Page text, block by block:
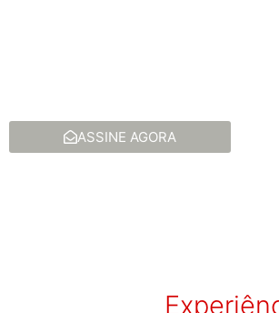
ASSINE AGORA